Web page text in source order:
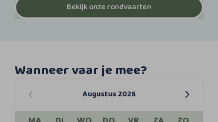
Bekijk onze rondvaarten
Wanneer vaar je mee?
Augustus 2026